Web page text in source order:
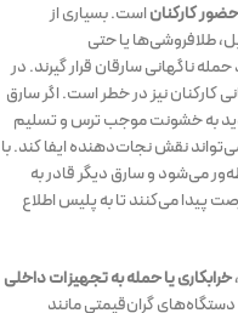
کارکناناست. بسیاری از
طلافروشی‌ها یا حتی
ناگهانی سارقان قرار گیرند. در
کارکنان نیز در خطر است. اگر سارق
به خشونت موجب ترس و تسلیم
نقش نجات‌دهنده ایفا کند. با
می‌شود و سارق دیگر قادر به
پیدا می‌کنند تا به پلیس اطلاع
خرابکاری یا حمله به تجهیزات داخلی
دستگاه‌های گران‌قیمتی مانند